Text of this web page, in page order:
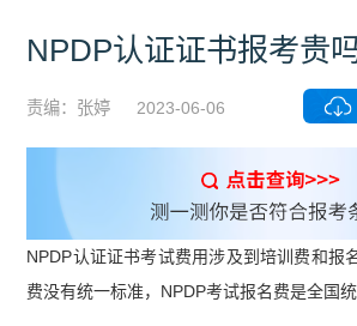
NPDP认证证书报考贵
责编：张婷 2023-06-06
NPDP认证证书考试费用涉及到培训费和报
费没有统一标准，NPDP考试报名费是全国统